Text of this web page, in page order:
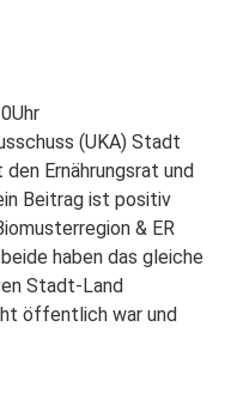
(UKA) Stadt
Ernährungsrat und
Beitrag ist positiv
& ER
haben das gleiche
Stadt-Land
öffentlich war und